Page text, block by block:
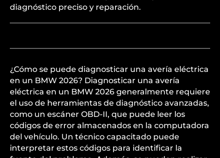
diagnóstico preciso y reparación.
¿Cómo se puede diagnosticar una avería eléctrica
en un BMW 2026? Diagnosticar una avería
eléctrica en un BMW 2026 generalmente requiere
el uso de herramientas de diagnóstico avanzadas,
como un escáner OBD-II, que puede leer los
códigos de error almacenados en la computadora
del vehículo. Un técnico capacitado puede
interpretar estos códigos para identificar la